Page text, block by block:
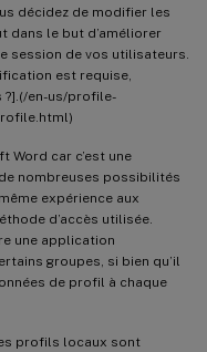
décidez de modifier les
dans le but d’améliorer
session de vos utilisateurs.
est requise,
en-us/profile-
Word car c’est une
nombreuses possibilités
expérience aux
d’accès utilisée.
une application
groupes, si bien qu’il
de profil à chaque
profils locaux sont